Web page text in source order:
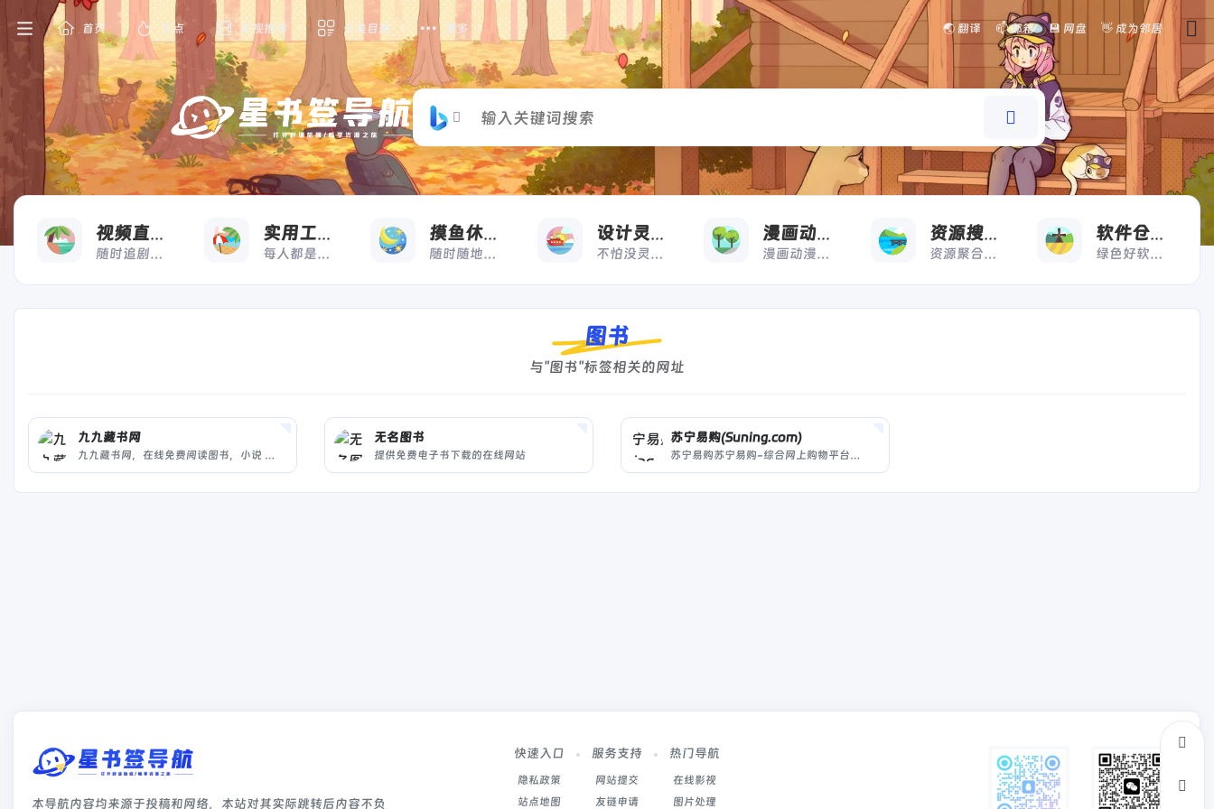
首页 热点 影视推荐 分类目录 更多 🌏 翻译 📫 邮箱 💾 网盘 👋 成为邻居
视频直播
随时追剧，想看就看
实用工具
每人都是高效打工人
摸鱼休闲
随时随地，想摸就摸
设计灵感
不怕没灵感，来借鉴
漫画动漫
漫画动漫一键直达
资源搜索
资源聚合搜索快人一步
软件仓库
绿色好软极速下载
图书
与"图书"标签相关的网址
九九藏书网
九九藏书网，在线免费阅读图书，小说 网站
无名图书
提供免费电子书下载的在线网站
苏宁易购(Suning.com)
苏宁易购苏宁易购-综合网上购物平台，商品涵盖家电、手机、电脑、超市、母婴、服装、百货、海外购等品类。送货更准时、价格更超值、上新货更快，正品行货、全国联保、可门店自提，全网更低价，让您放心去喜欢！
本导航内容均来源于投稿和网络，本站对其实际跳转后内容不负
快速入口
隐私政策
站点地图
服务支持
网站提交
友链申请
热门导航
在线影视
图片处理